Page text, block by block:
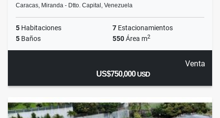
Caracas, Miranda - Dtto. Capital, Venezuela
5 Habitaciones 7 Estacionamientos
5 Baños 550Área m2
Venta
US$750,000USD